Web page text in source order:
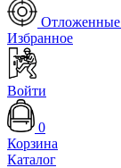
Отложенные
Избранное
Войти
0
Корзина
Каталог